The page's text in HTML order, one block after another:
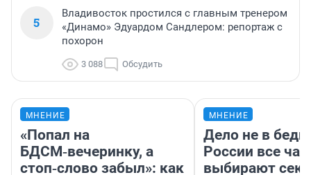
5
Владивосток простился с главным тренером
«Динамо» Эдуардом Сандлером: репортаж с
похорон
3 088 Обсудить
МНЕНИЕ
«Попал на
БДСМ‑вечеринку, а
стоп‑слово забыл»: как
МНЕНИЕ
Дело не в
России все
выбирают